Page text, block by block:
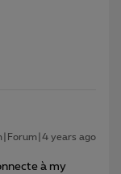
years ago
à my